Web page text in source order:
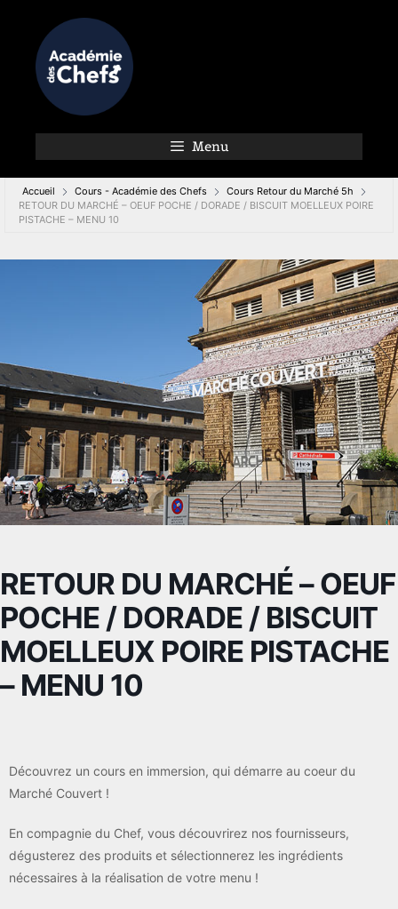
Menu
Accueil Cours - Académie des Chefs
Cours Retour du Marché 5h
RETOUR DU MARCHÉ – OEUF POCHE / DORADE / BISCUIT MOELLEUX POIRE
PISTACHE – MENU 10
RETOUR DU MARCHÉ – OEUF
POCHE / DORADE / BISCUIT
MOELLEUX POIRE PISTACHE
– MENU 10
Découvrez un cours en immersion, qui démarre au coeur du
Marché Couvert !
En compagnie du Chef, vous découvrirez nos fournisseurs,
dégusterez des produits et sélectionnerez les ingrédients
nécessaires à la réalisation de votre menu !